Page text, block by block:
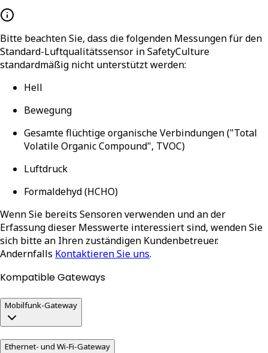
Bitte beachten Sie, dass die folgenden Messungen für den
Standard-Luftqualitätssensor in SafetyCulture
standardmäßig nicht unterstützt werden:
Hell
Bewegung
Gesamte flüchtige organische Verbindungen ("Total
Volatile Organic Compound", TVOC)
Luftdruck
Formaldehyd (HCHO)
Wenn Sie bereits Sensoren verwenden und an der
Erfassung dieser Messwerte interessiert sind, wenden Sie
sich bitte an Ihren zuständigen Kundenbetreuer.
Andernfalls Kontaktieren Sie uns.
Kompatible Gateways
Mobilfunk-Gateway
Ethernet- und Wi-Fi-Gateway